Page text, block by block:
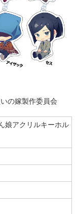
の嫁製作委員会
娘アクリルキーホル